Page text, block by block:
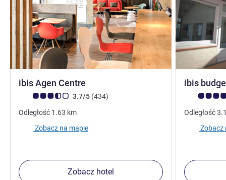
ibis Agen Centre
Ocena klientów (Ocena ALL)
3.7/5 (434Liczba opinii
)
Odległość 1.63 km
Zobacz na mapie
Zobacz hotel
ibis
Ocena
Odległość
Zobacz